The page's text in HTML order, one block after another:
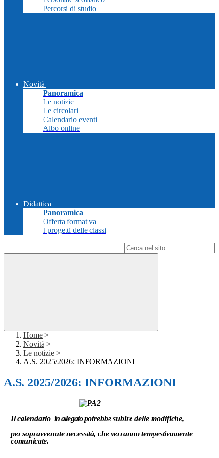
Percorsi di studio
Novità
Panoramica
Le notizie
Le circolari
Calendario eventi
Albo online
Didattica
Panoramica
Offerta formativa
I progetti delle classi
Home >
Novità >
Le notizie >
A.S. 2025/2026: INFORMAZIONI
A.S. 2025/2026: INFORMAZIONI
Ilcalendario in allegatopotrebbesubire delle modifiche,
persopravvenute necessità,che verranno tempestivamente
comunicate.